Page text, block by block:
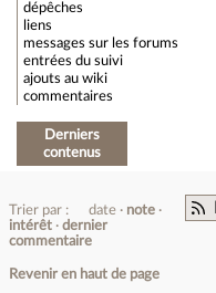
dépêches
liens
messages sur les forums
entrées du suivi
ajouts au wiki
commentaires
Derniers
contenus
Trier par : date
note
intérêt
dernier
commentaire
Revenir en haut de page